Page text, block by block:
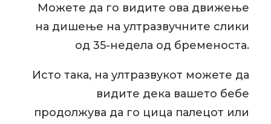
Можете да го видите ова движење
на дишење на ултразвучните слики
од 35-недела од бременоста.
Исто така, на ултразвукот можете да
видите дека вашето бебе
продолжува да го цица палецот или